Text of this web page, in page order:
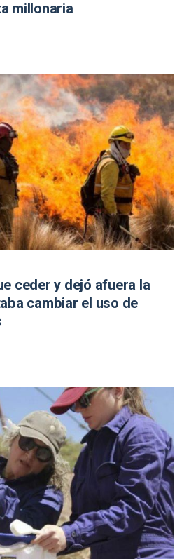
millonaria
ceder y dejó afuera la
cambiar el uso de